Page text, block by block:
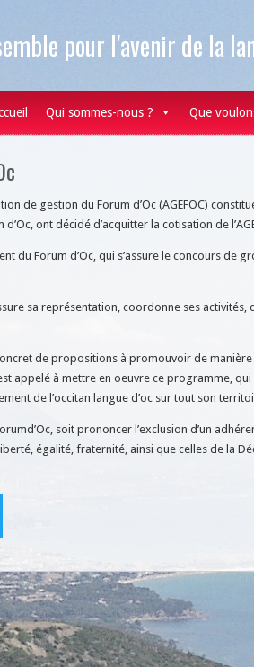
pour l'avenir de la
Qui sommes-nous ? Que
de gestion du Forum d’Oc (AGEFOC)
ont décidé d’acquitter la cotisation de
du Forum d’Oc, qui s’assure le concours de
sa représentation, coordonne ses
de propositions à promouvoir de
appelé à mettre en oeuvre ce programme, qui
de l’occitan langue d’oc sur tout son
soit prononcer l’exclusion d’un
égalité, fraternité, ainsi que celles de la